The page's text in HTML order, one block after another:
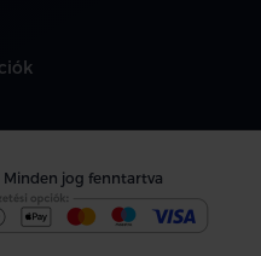
jog fenntartva